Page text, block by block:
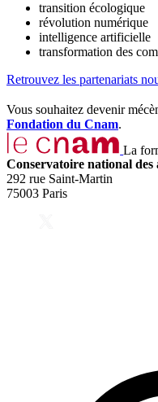
transition écologique
révolution numérique
intelligence artificielle
transformation des
Retrouvez les partenariats
Vous souhaitez devenir
Fondation du Cnam.
La
Conservatoire national des
292 rue Saint-Martin
75003 Paris